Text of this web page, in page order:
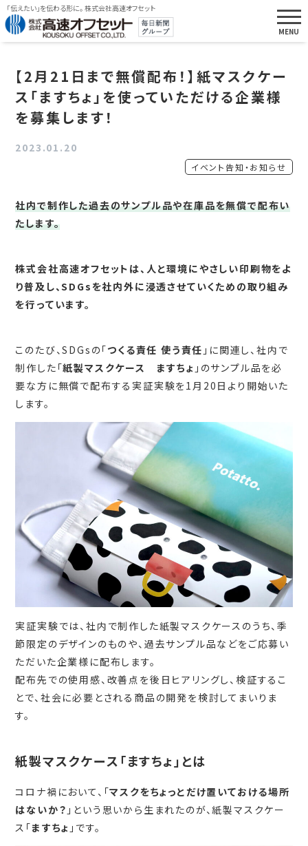
「伝えたい」を伝わる形に。 株式会社高速オフセット
【2月21日まで無償配布！】紙マスクケー
ス「ますちょ」を使っていただける企業様
を募集します！
2023.01.20
イベント告知・お知らせ
社内で制作した過去のサンプル品や在庫品を無償で配布い
たします。
株式会社高速オフセットは、人と環境にやさしい印刷物をよ
り普及し、SDGsを社内外に浸透させていくための取り組み
を行っています。
このたび、SDGsの「つくる責任 使う責任 」に関連し、社内で
制作した「紙製マスクケース ますちょ 」のサンプル品を必
要な方に無償で配布する実証実験を1月20日より開始いた
します。
実証実験では、社内で制作した紙製マスクケースのうち、季
節限定のデザインのものや、過去サンプル品などをご応募い
ただいた企業様に配布します。
配布先での使用感、改善点を後日ヒアリングし、検証するこ
とで、社会に必要とされる商品の開発を検討してまいりま
す。
紙製マスクケース「ますちょ」とは
コロナ禍において、「マスクをちょっとだけ置いておける場所
はないか？ 」という思いから生まれたのが、紙製マスクケー
ス「ますちょ 」です。